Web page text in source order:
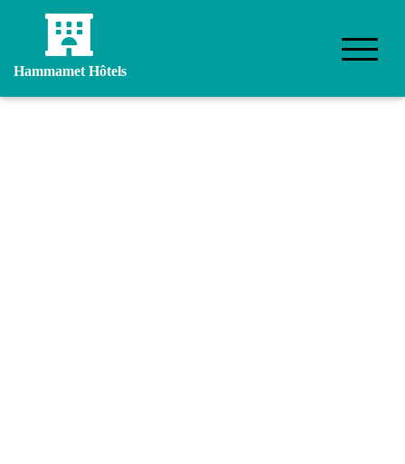
Hammamet Hôtels